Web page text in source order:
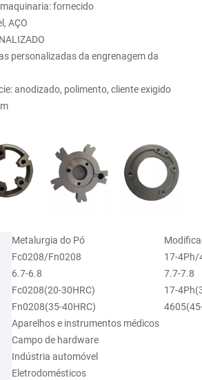
fornecido
AÇO
personalizadas da engrenagem da
anodizado, polimento, cliente exigido
Metalurgia do Pó
Fc0208/Fn0208
17-4Ph/
6.7-6.8
7.7-7.8
Fc0208(20-30HRC)
Fn0208(35-40HRC)
17-
Aparelhos e instrumentos médicos
Campo de hardware
Indústria automóvel
Eletrodomésticos